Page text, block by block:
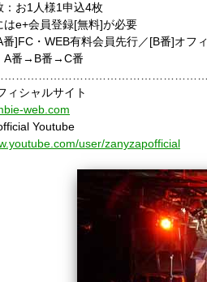
：お1人様1申込4枚
e+会員登録[無料]が必要
番]FC・WEB有料会員先行／[B番]オフ
A番→B番→C番
ィシャルサイト
web.com
Youtube
user/zanyzapofficial